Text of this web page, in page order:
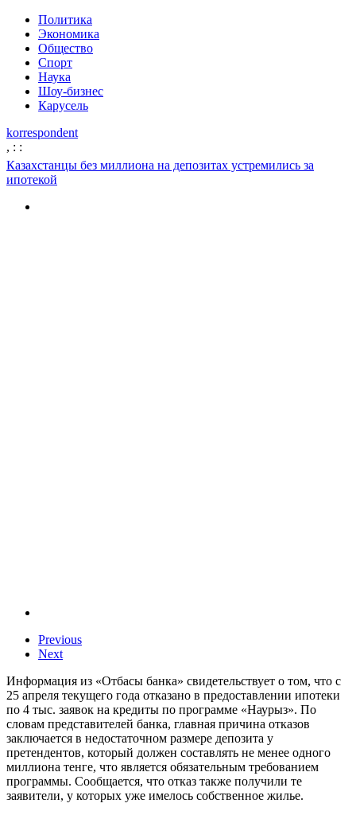
Политика
Экономика
Общество
Спорт
Наука
Шоу-бизнес
Карусель
korrespondent
, : :
Казахстанцы без миллиона на депозитах устремились за
ипотекой
Previous
Next
Информация из «Отбасы банка» свидетельствует о том, что с
25 апреля текущего года отказано в предоставлении ипотеки
по 4 тыс. заявок на кредиты по программе «Наурыз». По
словам представителей банка, главная причина отказов
заключается в недостаточном размере депозита у
претендентов, который должен составлять не менее одного
миллиона тенге, что является обязательным требованием
программы. Сообщается, что отказ также получили те
заявители, у которых уже имелось собственное жилье.